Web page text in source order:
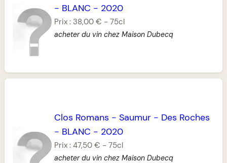
- BLANC - 2020
Prix : 38,00 € - 75cl
acheter du vin chez Maison Dubecq
Clos Romans - Saumur- Des Roches
- BLANC - 2020
Prix : 47,50 € - 75cl
acheter du vin chez Maison Dubecq